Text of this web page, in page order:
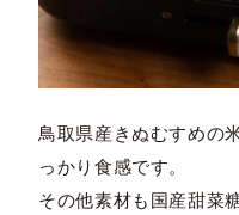
鳥取県産きぬむすめの
っかり食感です。
その他素材も国産甜菜